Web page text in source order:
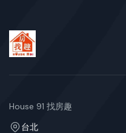
House 91 找房趣
台北